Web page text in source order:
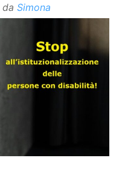
da Simona